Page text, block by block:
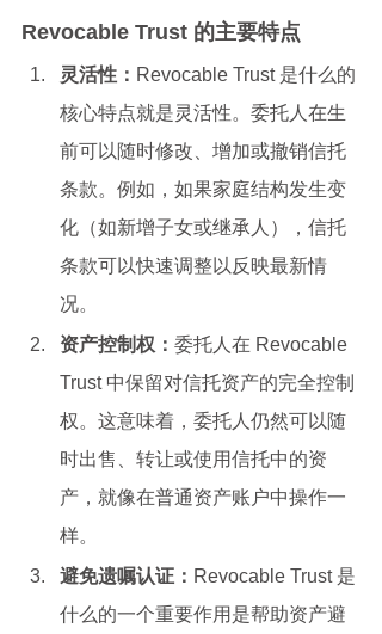
Revocable Trust 的主要特点
灵活性： Revocable Trust 是什么的
核心特点就是灵活性。委托人在生
前可以随时修改、增加或撤销信托
条款。例如，如果家庭结构发生变
化（如新增子女或继承人），信托
条款可以快速调整以反映最新情
况。
资产控制权： 委托人在 Revocable
Trust 中保留对信托资产的完全控制
权。这意味着，委托人仍然可以随
时出售、转让或使用信托中的资
产，就像在普通资产账户中操作一
样。
避免遗嘱认证： Revocable Trust 是
什么的一个重要作用是帮助资产避